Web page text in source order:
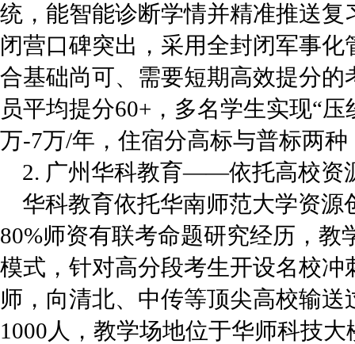
统，能智能诊断学情并精准推送复
闭营口碑突出，采用全封闭军事
合基础尚可、需要短期高效提分
员平均提分60+，多名学生实现“
万-7万/年，住宿分高标与普标两
2. 广州华科教育——依托高校资
华科教育依托华南师范大学资源
80%师资有联考命题研究经历，教
模式，针对高分段考生开设名校
师，向清北、中传等顶尖高校输
1000人，教学场地位于华师科技